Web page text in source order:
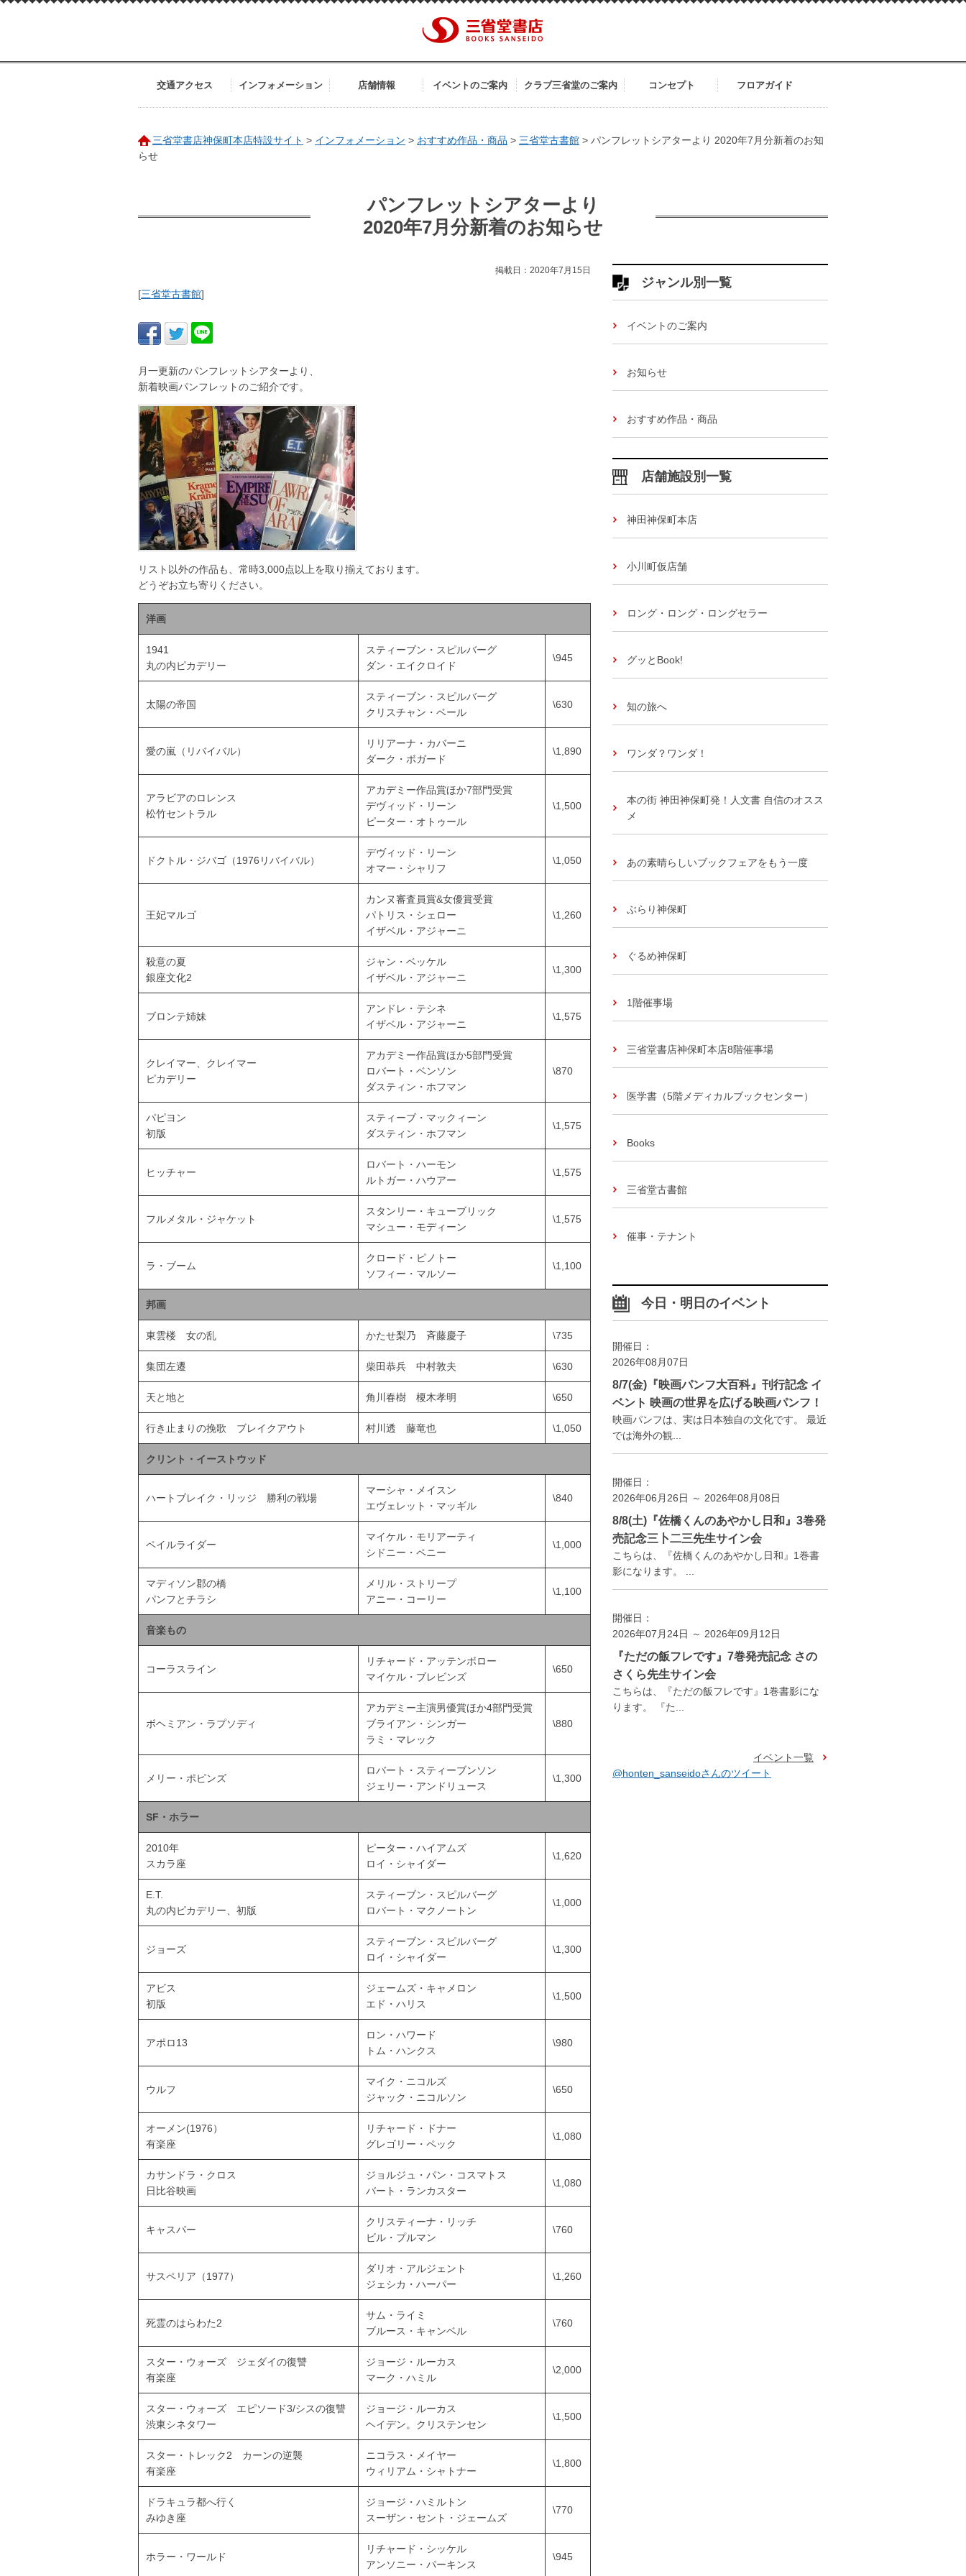
交通アクセス インフォメーション 店舗情報 イベントのご案内 クラブ三省堂のご案内 コンセプト フロアガイド
三省堂書店神保町本店特設サイト > インフォメーション > おすすめ作品・商品 > 三省堂古書館 > パンフレットシアターより 2020年7月分新着のお知
らせ
パンフレットシアターより
2020年7月分新着のお知らせ
掲載日：2020年7月15日
[三省堂古書館]
月一更新のパンフレットシアターより、
新着映画パンフレットのご紹介です。
リスト以外の作品も、常時3,000点以上を取り揃えております。
どうぞお立ち寄りください。
洋画
1941
丸の内ピカデリー
スティーブン・スピルバーグ
ダン・エイクロイド
\945
太陽の帝国
スティーブン・スピルバーグ
クリスチャン・ベール
\630
愛の嵐（リバイバル）
リリアーナ・カバーニ
ダーク・ボガード
\1,890
アラビアのロレンス
松竹セントラル
アカデミー作品賞ほか7部門受賞
デヴィッド・リーン
ピーター・オトゥール
\1,500
ドクトル・ジバゴ（1976リバイバル）
デヴィッド・リーン
オマー・シャリフ
\1,050
王妃マルゴ
カンヌ審査員賞&女優賞受賞
パトリス・シェロー
イザベル・アジャーニ
\1,260
殺意の夏
銀座文化2
ジャン・ベッケル
イザベル・アジャーニ
\1,300
ブロンテ姉妹
アンドレ・テシネ
イザベル・アジャーニ
\1,575
クレイマー、クレイマー
ピカデリー
アカデミー作品賞ほか5部門受賞
ロバート・ベンソン
ダスティン・ホフマン
\870
パピヨン
初版
スティーブ・マックィーン
ダスティン・ホフマン
\1,575
ヒッチャー
ロバート・ハーモン
ルトガー・ハウアー
\1,575
フルメタル・ジャケット
スタンリー・キューブリック
マシュー・モディーン
\1,575
ラ・ブーム
クロード・ピノトー
ソフィー・マルソー
\1,100
邦画
東雲楼 女の乱 かたせ梨乃 斉藤慶子 \735
集団左遷 柴田恭兵 中村敦夫 \630
天と地と 角川春樹 榎木孝明 \650
行き止まりの挽歌 ブレイクアウト 村川透 藤竜也 \1,050
クリント・イーストウッド
ハートブレイク・リッジ 勝利の戦場
マーシャ・メイスン
エヴェレット・マッギル
\840
ペイルライダー
マイケル・モリアーティ
シドニー・ペニー
\1,000
マディソン郡の橋
パンフとチラシ
メリル・ストリープ
アニー・コーリー
\1,100
音楽もの
コーラスライン
リチャード・アッテンボロー
マイケル・ブレビンズ
\650
ボヘミアン・ラプソディ
アカデミー主演男優賞ほか4部門受賞
ブライアン・シンガー
ラミ・マレック
\880
メリー・ポピンズ
ロバート・スティーブンソン
ジェリー・アンドリュース
\1,300
SF・ホラー
2010年
スカラ座
ピーター・ハイアムズ
ロイ・シャイダー
\1,620
E.T.
丸の内ピカデリー、初版
スティーブン・スピルバーグ
ロバート・マクノートン
\1,000
ジョーズ
スティーブン・スピルバーグ
ロイ・シャイダー
\1,300
アビス
初版
ジェームズ・キャメロン
エド・ハリス
\1,500
アポロ13
ロン・ハワード
トム・ハンクス
\980
ウルフ
マイク・ニコルズ
ジャック・ニコルソン
\650
オーメン(1976）
有楽座
リチャード・ドナー
グレゴリー・ペック
\1,080
カサンドラ・クロス
日比谷映画
ジョルジュ・パン・コスマトス
バート・ランカスター
\1,080
キャスパー
クリスティーナ・リッチ
ビル・プルマン
\760
サスペリア（1977）
ダリオ・アルジェント
ジェシカ・ハーパー
\1,260
死霊のはらわた2
サム・ライミ
ブルース・キャンベル
\760
スター・ウォーズ ジェダイの復讐
有楽座
ジョージ・ルーカス
マーク・ハミル
\2,000
スター・ウォーズ エピソード3/シスの復讐
渋東シネタワー
ジョージ・ルーカス
ヘイデン。クリステンセン
\1,500
スター・トレック2 カーンの逆襲
有楽座
ニコラス・メイヤー
ウィリアム・シャトナー
\1,800
ドラキュラ都へ行く
みゆき座
ジョージ・ハミルトン
スーザン・セント・ジェームズ
\770
ホラー・ワールド
リチャード・シッケル
アンソニー・パーキンス
\945
ジャンル別一覧
イベントのご案内
お知らせ
おすすめ作品・商品
店舗施設別一覧
神田神保町本店
小川町仮店舗
ロング・ロング・ロングセラー
グッとBook!
知の旅へ
ワンダ？ワンダ！
本の街 神田神保町発！人文書 自信のオスス
メ
あの素晴らしいブックフェアをもう一度
ぶらり神保町
ぐるめ神保町
1階催事場
三省堂書店神保町本店8階催事場
医学書（5階メディカルブックセンター）
Books
三省堂古書館
催事・テナント
今日・明日のイベント
開催日：
2026年08月07日
8/7(金)『映画パンフ大百科』刊行記念 イ
ベント 映画の世界を広げる映画パンフ！
映画パンフは、実は日本独自の文化です。 最近
では海外の観...
開催日：
2026年06月26日 ～ 2026年08月08日
8/8(土)『佐橋くんのあやかし日和』3巻発
売記念三卜二三先生サイン会
こちらは、『佐橋くんのあやかし日和』1巻書
影になります。 ...
開催日：
2026年07月24日 ～ 2026年09月12日
『ただの飯フレです』7巻発売記念 さの
さくら先生サイン会
こちらは、『ただの飯フレです』1巻書影にな
ります。 『た...
イベント一覧
@honten_sanseidoさんのツイート